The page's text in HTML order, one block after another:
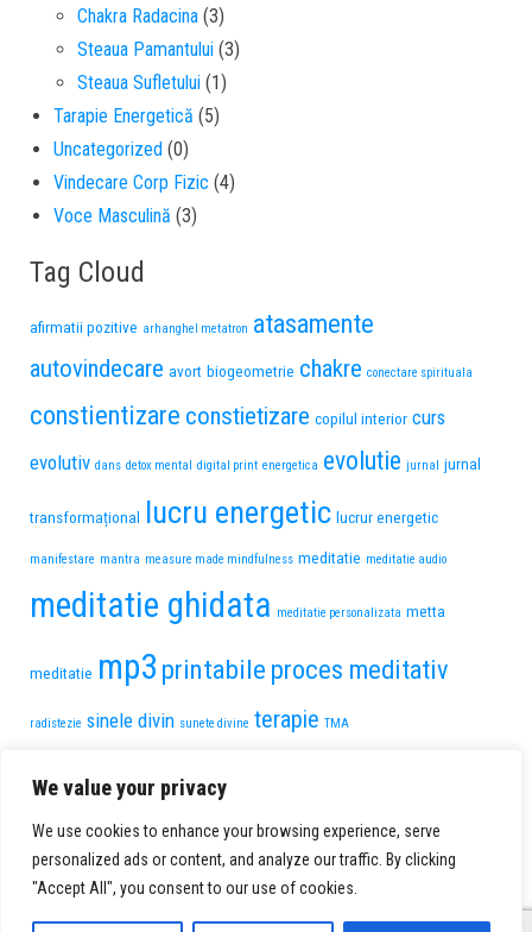
We value your privacy
We use cookies to enhance your browsing experience, serve
personalized ads or content, and analyze our traffic. By clicking
"Accept All", you consent to our use of cookies.
Chakra Radacina (3)
Steaua Pamantului (3)
Steaua Sufletului (1)
Tarapie Energetică (5)
Uncategorized (0)
Vindecare Corp Fizic (4)
Voce Masculină (3)
Tag Cloud
afirmatii pozitive arhanghel metatron atasamente
autovindecare avort biogeometrie chakre conectare spirituala
constientizare constietizare copilul interior curs
evolutiv dans detox mental digital print energetica evolutie jurnal jurnal
transformațional lucru energetic lucrur energetic
manifestare mantra measure made mindfulness meditatie meditatie audio
meditatie ghidata meditatie personalizata metta
meditatie mp3 printabile proces meditativ
radistezie sinele divin sunete divine terapie TMA
vindecare vindecare interioara voce feminina voce
masculina